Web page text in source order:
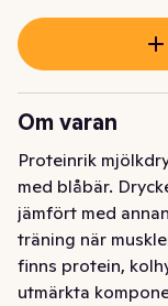
Om varan
Proteinrik
med blåbär.
jämfört med
träning när
finns protein,
utmärkta